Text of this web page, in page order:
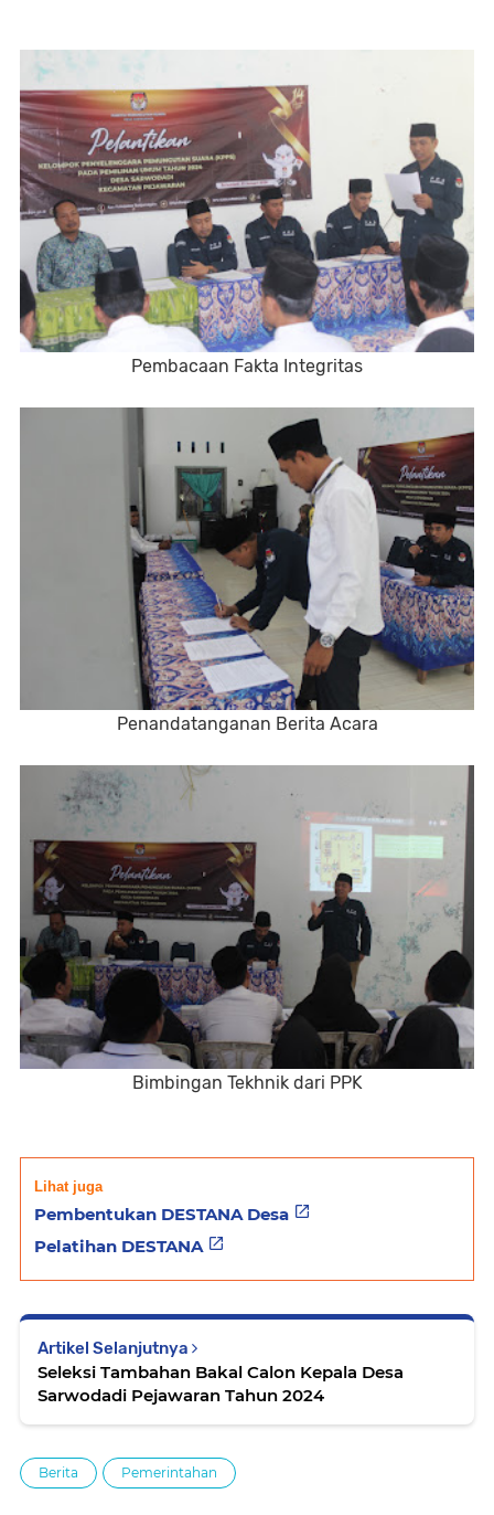
Pembacaan Fakta Integritas
Penandatanganan Berita Acara
Bimbingan Tekhnik dari PPK
Lihat juga
Pembentukan DESTANA Desa
Pelatihan DESTANA
Artikel Selanjutnya
Seleksi Tambahan Bakal Calon Kepala Desa
Sarwodadi Pejawaran Tahun 2024
Berita Pemerintahan